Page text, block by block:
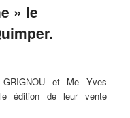
» le
GRIGNOU et Me Yves
édition de leur vente